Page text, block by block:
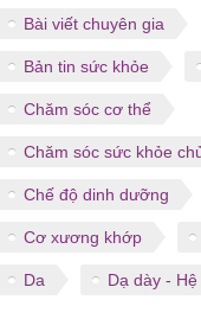
Bài viết chuyên gia
Bản tin sức khỏe
Chăm sóc cơ thể
Chăm sóc sức khỏe
Chế độ dinh dưỡng
Cơ xương khớp
Da Dạ dày -